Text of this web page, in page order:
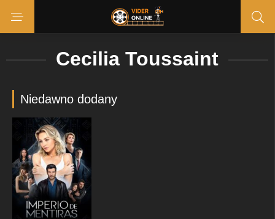
Cecilia Toussaint
Niedawno dodany